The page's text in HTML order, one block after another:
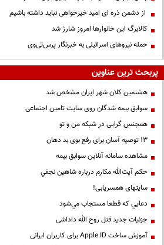
از دشمن ذره ای امید خیرخواهی نباید داشته باشیم
کالابرگ این خانوارها امروز شارژ شد
حمله نیروهای اسرائیلی به خبرنگار پرس‌تی‌وی
پربحث ترین عناوین
هشتمین کلان شهر ایران مشخص شد
سوابق بیمه شدگان روی سایت تامین اجتماعی
همجنس گرایی در شبکه من و تو
13 توصیه آسان برای رفع بوی بد دهان
مشاهده سامانه آنلاين سوابق بیمه
حكم آيت‌الله مكارم درباره شاهين نجفي
سایتهای همسریابی!
دعايي كه قطعا مستجاب مي‌شود
جزئیات جدید قتل روح الله داداشی
آموزش ساخت Apple ID برای کاربران ایرانی